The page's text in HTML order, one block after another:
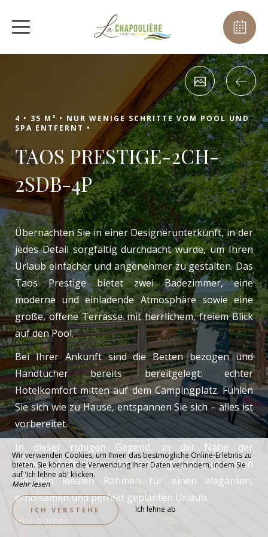
4 • 35 M² • NUR WENIGE SCHRITTE VOM POOL UND
SPA ENTFERNT •
TAOS PRESTIGE-2CH-
2SDB-4P
Übernachten Sie in einer Designerunterkunft, in der
jedes Detail sorgfältig durchdacht wurde, um Ihren
Urlaub einfacher und angenehmer zu gestalten. Das
Taos Prestige bietet zwei Badezimmer, eine
moderne und einladende Atmosphäre sowie eine
große, offene Terrasse mit herrlichem, freiem Blick
auf den Pool.
Bei Ihrer Ankunft sind die Betten bezogen und
Handtücher bereits bereitgelegt: echter
Hotelkomfort mitten auf dem Campingplatz. Fühlen
Sie sich wie zu Hause, entspannen Sie sich – alles ist
vorbereitet.
In dieser ruhigen Gegend, in der Nähe der
Gemeinschaftsräume des Campingplatzes, genießen
Sie den idealen Rahmen für einen eleganten,
erholsamen und perfekt geplanten Urlaub.
Hier buchen!
Wir verwenden Cookies, um Ihnen das bestmögliche Online-Erlebnis zu
bieten. Sie können die Verwendung Ihrer Daten verhindern, indem Sie
auf 'Ich lehne ab' klicken.
Mehr lesen
ICH VERSTEHE Ich lehne ab